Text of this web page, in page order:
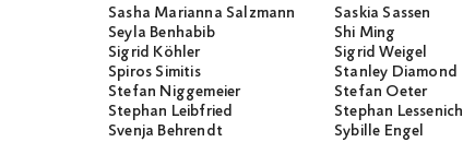
Sasha Marianna Salzmann
Saskia Sassen
Seyla Benhabib
Shi Ming
Sigrid Köhler
Sigrid Weigel
Spiros Simitis
Stanley Diamond
Stefan Niggemeier
Stefan Oeter
Stephan Leibfried
Stephan Lessenich
Svenja Behrendt
Sybille Engel